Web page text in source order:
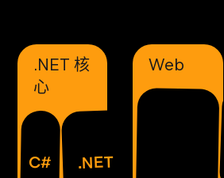
.NET 核
心
C# .NET
Web